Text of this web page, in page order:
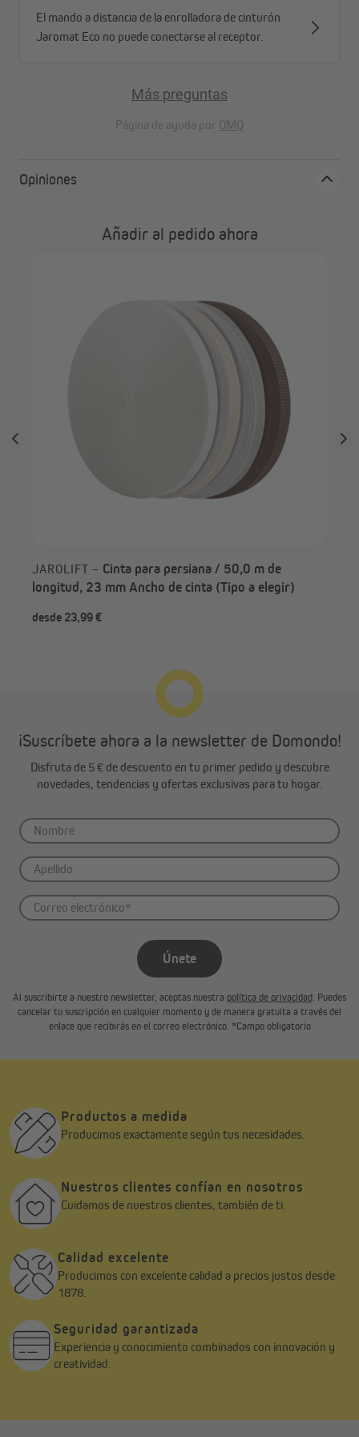
El mando a distancia de la enrolladora de cinturón
Jaromat Eco no puede conectarse al receptor.
Más preguntas
Página de ayuda por OMQ
Opiniones
Añadir al pedido ahora
JAROLIFT – Cinta para persiana / 50,0 m de
longitud, 23 mm Ancho de cinta (Tipo a elegir)
desde 23,99 €
¡Suscríbete ahora a la newsletter de Domondo!
Disfruta de 5 € de descuento en tu primer pedido y descubre
novedades, tendencias y ofertas exclusivas para tu hogar.
Únete
Al suscribirte a nuestro newsletter, aceptas nuestra política de privacidad . Puedes
cancelar tu suscripción en cualquier momento y de manera gratuita a través del
enlace que recibirás en el correo electrónico. *Campo obligatorio
Productos a medida
Producimos exactamente según tus necesidades.
Nuestros clientes confían en nosotros
Cuidamos de nuestros clientes, también de ti.
Calidad excelente
Producimos con excelente calidad a precios justos desde
1878.
Seguridad garantizada
Experiencia y conocimiento combinados con innovación y
creatividad.